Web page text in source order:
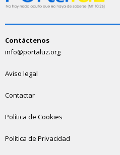
Contáctenos
info@portaluz.org
Aviso legal
Contactar
Política de Cookies
Política de Privacidad